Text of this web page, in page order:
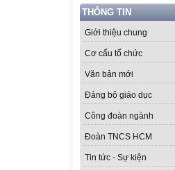
THÔNG TIN
Giới thiệu chung
Cơ cấu tổ chức
Văn bản mới
Đảng bộ giáo dục
Công đoàn ngành
Đoàn TNCS HCM
Tin tức - Sự kiện